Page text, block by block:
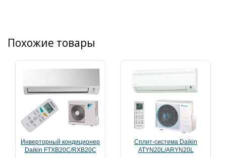
Похожие товары
Инверторный кондиционер
Daikin FTXB20C/RXB20C
Сплит-система Daikin
ATYN20L/ARYN20L